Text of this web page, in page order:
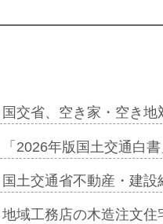
ポンサー契約…
に起用…
ファミーレキ…
内にも城南エ…
国交省、空き家・空き
「2026年版国土交通白
国土交通省不動産・建
地域工務店の木造注文